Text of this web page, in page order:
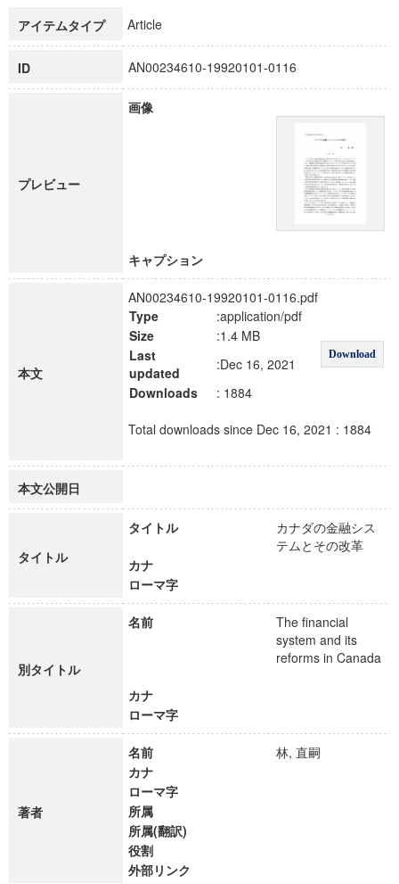
博士課程教育リーディングプログラム「超成熟社会発展のサ
アイテムタイプ Article
ID AN00234610-19920101-0116
プレビュー
画像
キャプション
本文
AN00234610-19920101-0116.pdf
Type
:application/pdf
Download
Size
:1.4 MB
Last
updated
:Dec 16, 2021
Downloads
: 1884
Total downloads since Dec 16, 2021 : 1884
本文公開日
タイトル
タイトル
カナダの金融シス
テムとその改革
カナ
ローマ字
別タイトル
名前
The financial
system and its
reforms in Canada
カナ
ローマ字
著者
名前
林, 直嗣
カナ
ローマ字
所属
所属(翻訳)
役割
外部リンク